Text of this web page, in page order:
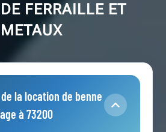
FERRAILLE ET
METAUX
la location de benne
à 73200